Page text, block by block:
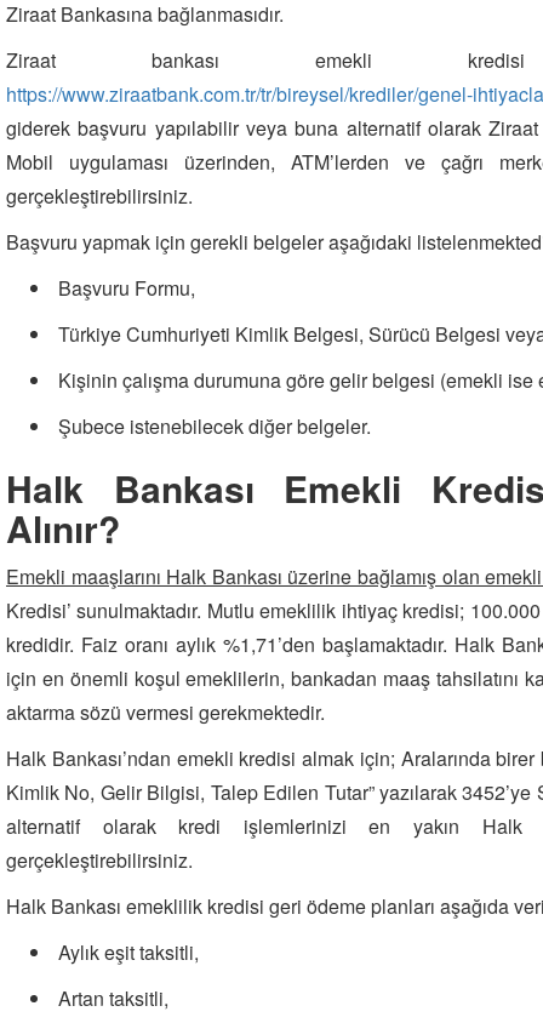
Ziraat Bankasına bağlanmasıdır.
Ziraat bankası emekli
https://www.ziraatbank.com.tr/tr/bireysel/krediler/genel-
giderek başvuru yapılabilir veya buna alternatif olarak
Mobil uygulaması üzerinden, ATM’lerden ve çağrı
gerçekleştirebilirsiniz.
Başvuru yapmak için gerekli belgeler aşağıdaki
Başvuru Formu,
Türkiye Cumhuriyeti Kimlik Belgesi, Sürücü Belgesi
Kişinin çalışma durumuna göre gelir belgesi (emekli
Şubece istenebilecek diğer belgeler.
Halk Bankası Emekli
Alınır?
Emekli maaşlarını Halk Bankası üzerine bağlamış olan
Kredisi’ sunulmaktadır. Mutlu emeklilik ihtiyaç kredisi;
kredidir. Faiz oranı aylık %1,71’den başlamaktadır. Halk
için en önemli koşul emeklilerin, bankadan maaş tahsilatını
aktarma sözü vermesi gerekmektedir.
Halk Bankası’ndan emekli kredisi almak için; Aralarında
Kimlik No, Gelir Bilgisi, Talep Edilen Tutar” yazılarak
alternatif olarak kredi işlemlerinizi en yakın Halk
gerçekleştirebilirsiniz.
Halk Bankası emeklilik kredisi geri ödeme planları aşağıda
Aylık eşit taksitli,
Artan taksitli,